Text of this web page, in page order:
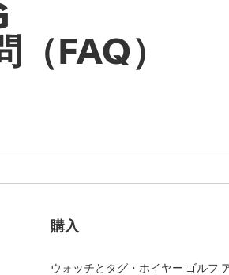
（FAQ）
購入
ウォッチとタグ・ホイヤー ゴルフ